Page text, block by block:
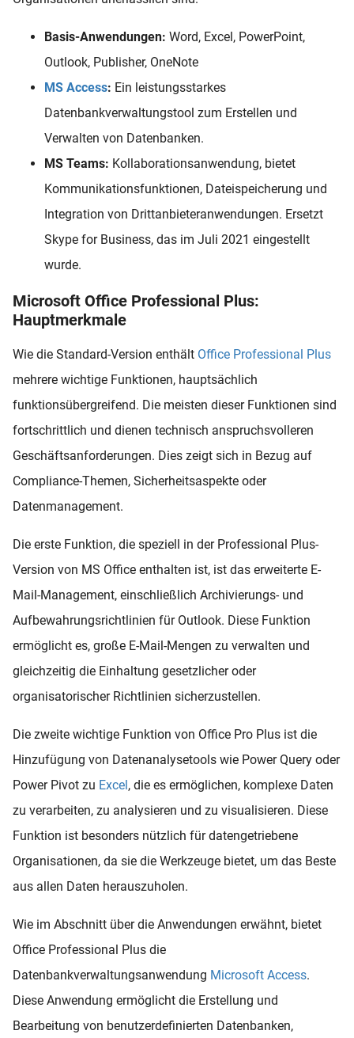
Basis-Anwendungen: Word, Excel, PowerPoint,
Outlook, Publisher, OneNote
MS Access: Ein leistungsstarkes
Datenbankverwaltungstool zum Erstellen und
Verwalten von Datenbanken.
MS Teams: Kollaborationsanwendung, bietet
Kommunikationsfunktionen, Dateispeicherung und
Integration von Drittanbieteranwendungen. Ersetzt
Skype for Business, das im Juli 2021 eingestellt
wurde.
Microsoft Office Professional Plus:
Hauptmerkmale
Wie die Standard-Version enthält Office Professional Plus
mehrere wichtige Funktionen, hauptsächlich
funktionsübergreifend. Die meisten dieser Funktionen sind
fortschrittlich und dienen technisch anspruchsvolleren
Geschäftsanforderungen. Dies zeigt sich in Bezug auf
Compliance-Themen, Sicherheitsaspekte oder
Datenmanagement.
Die erste Funktion, die speziell in der Professional Plus-
Version von MS Office enthalten ist, ist das erweiterte E-
Mail-Management, einschließlich Archivierungs- und
Aufbewahrungsrichtlinien für Outlook. Diese Funktion
ermöglicht es, große E-Mail-Mengen zu verwalten und
gleichzeitig die Einhaltung gesetzlicher oder
organisatorischer Richtlinien sicherzustellen.
Die zweite wichtige Funktion von Office Pro Plus ist die
Hinzufügung von Datenanalysetools wie Power Query oder
Power Pivot zu Excel , die es ermöglichen, komplexe Daten
zu verarbeiten, zu analysieren und zu visualisieren. Diese
Funktion ist besonders nützlich für datengetriebene
Organisationen, da sie die Werkzeuge bietet, um das Beste
aus allen Daten herauszuholen.
Wie im Abschnitt über die Anwendungen erwähnt, bietet
Office Professional Plus die
Datenbankverwaltungsanwendung Microsoft Access.
Diese Anwendung ermöglicht die Erstellung und
Bearbeitung von benutzerdefinierten Datenbanken,